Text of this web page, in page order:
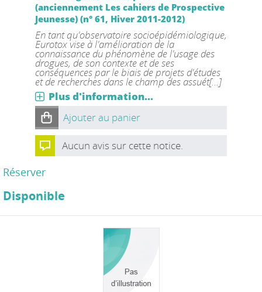
(anciennement Les cahiers de Prospective
Jeunesse) (n° 61, Hiver 2011-2012)
En tant qu'observatoire socioépidémiologique,
Eurotox vise à l'amélioration de la
connaissance du phénomène de l'usage des
drogues, de son contexte et de ses
conséquences par le biais de projets d'études
et de recherches dans le champ des assuét[...]
Plus d'information...
Ajouter au panier
Aucun avis sur cette notice.
Réserver
Disponible